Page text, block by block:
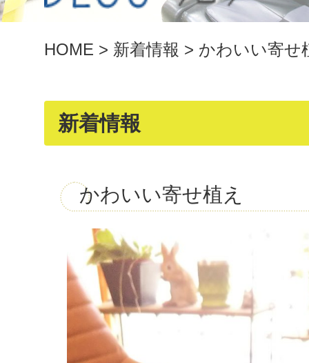
HOME > 新着情報 > かわいい寄せ
新着情報
かわいい寄せ植え